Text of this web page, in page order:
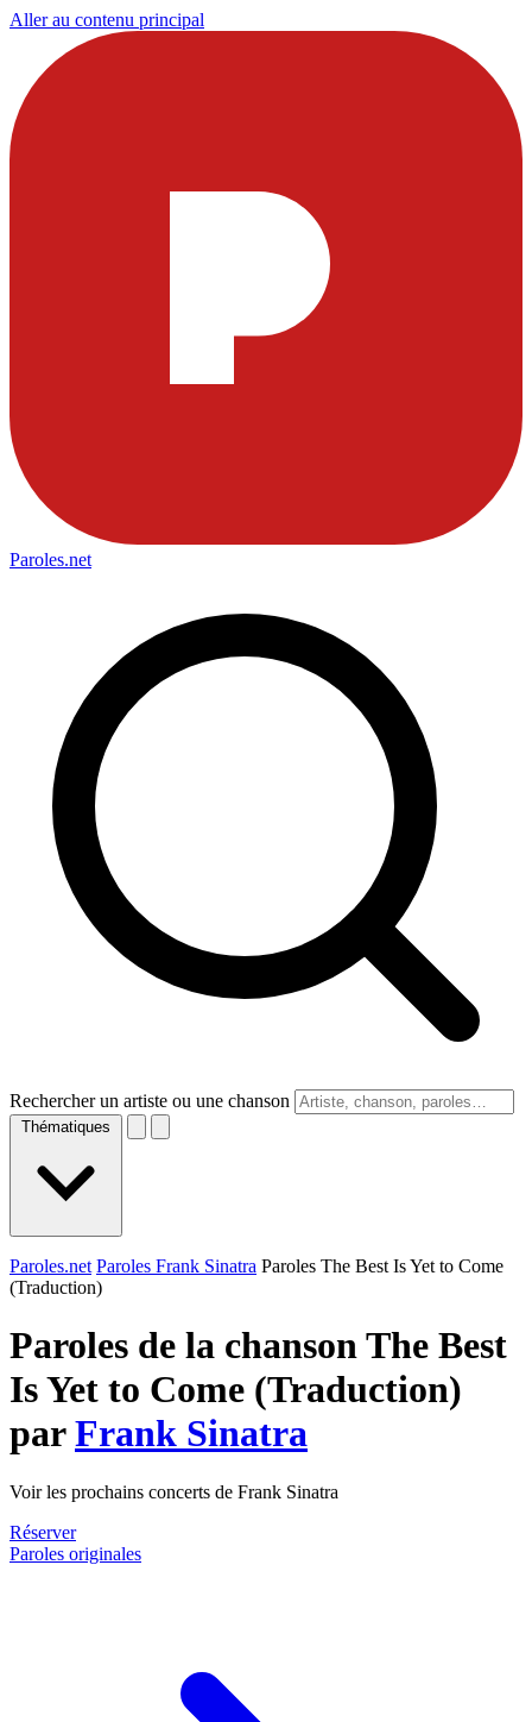
Aller au contenu principal
Paroles.net
Rechercher un artiste ou une chanson
Thématiques
Paroles.net Paroles Frank Sinatra Paroles The Best Is Yet to Come
(Traduction)
Paroles de la chanson The Best
Is Yet to Come (Traduction)
parFrank Sinatra
Voir les prochains concerts de Frank Sinatra
Réserver
Paroles originales